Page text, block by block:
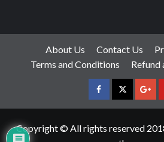
About Us Contact Us
Terms and Conditions
Refund
facebookTwitter
Copyright © All rights reserved